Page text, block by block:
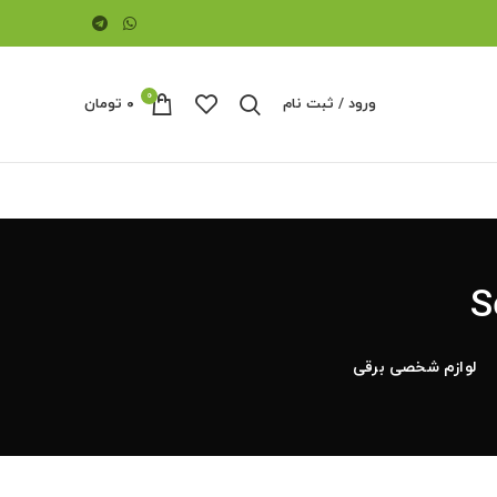
ورود / ثبت نام 0 ۰ تومان
لوازم شخصی برقی